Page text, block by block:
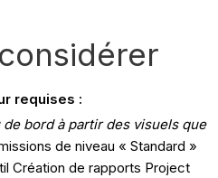
requises :
bord à partir des visuels que
de niveau « Standard »
Création de rapports Project